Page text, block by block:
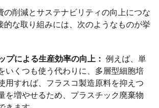
の削減とサステナビリティの向上につな
的な取り組みには、次のようなものが挙
プによる生産効率の向上： 例えば、単
いくつも使う代わりに、多層型細胞培
用すれば、フラスコ製造原料を抑えつ
を増やせるため、プラスチック廃棄物